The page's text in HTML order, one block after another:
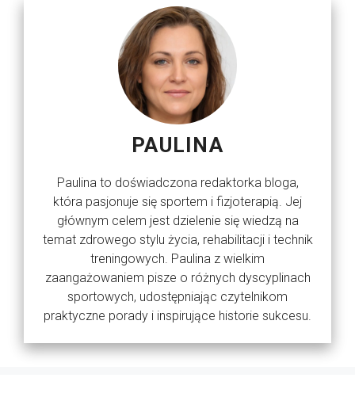
PAULINA
Paulina to doświadczona redaktorka bloga,
która pasjonuje się sportem i fizjoterapią. Jej
głównym celem jest dzielenie się wiedzą na
temat zdrowego stylu życia, rehabilitacji i technik
treningowych. Paulina z wielkim
zaangażowaniem pisze o różnych dyscyplinach
sportowych, udostępniając czytelnikom
praktyczne porady i inspirujące historie sukcesu.